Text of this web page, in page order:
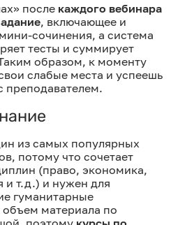
после каждого вебинара
, включающее и
сочинения, а система
тесты и суммирует
образом, к моменту
слабые места и успеешь
преподавателем.
из самых популярных
потому что сочетает
(право, экономика,
и т.д.) и нужен для
гуманитарные
материала по